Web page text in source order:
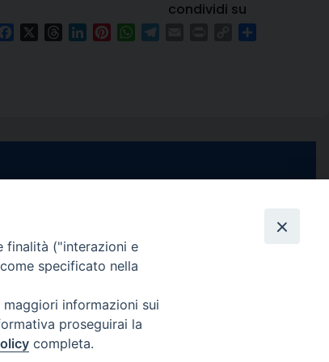
condividi su
FacebookThreadsLinkedInPinterestWhatsApp
Copy
YouTube
Channel
Feed
Informativa Privacy
COPYRIGHT © 2013-2025
finalità ("interazioni e
specificato nella
informazioni sui
proseguirai la
completa.